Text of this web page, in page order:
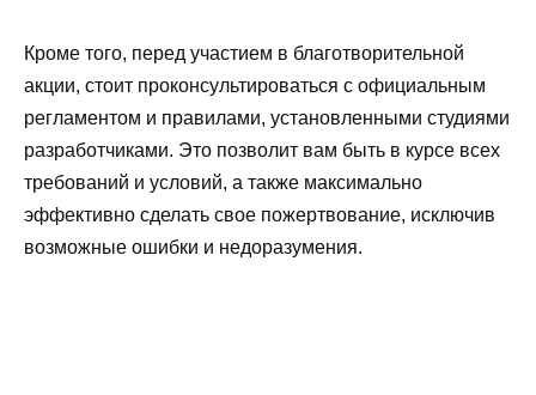
Кроме того, перед участием в благотворительной
акции, стоит проконсультироваться с официальным
регламентом и правилами, установленными студиями
разработчиками. Это позволит вам быть в курсе всех
требований и условий, а также максимально
эффективно сделать свое пожертвование, исключив
возможные ошибки и недоразумения.